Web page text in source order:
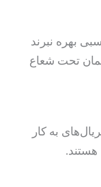
بهره نبرند
تحت شعاع
به کار
هستند.